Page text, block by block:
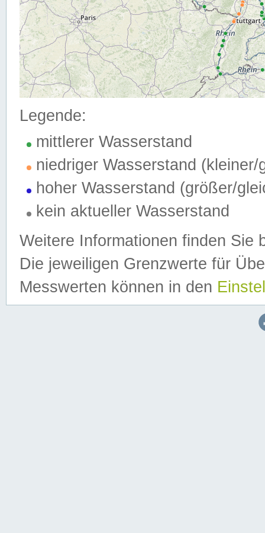
Legende:
mittlerer Wasserstand
niedriger Wasserstand (kleiner/
hoher Wasserstand (größer/
kein aktueller Wasserstand
Weitere Informationen finden Sie
Die jeweiligen Grenzwerte für
Messwerten können in den